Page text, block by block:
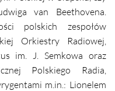
van Beethovena.
polskich zespołów
Orkiestry Radiowej,
im. J. Semkowa oraz
Polskiego Radia,
m.in.: Lionelem